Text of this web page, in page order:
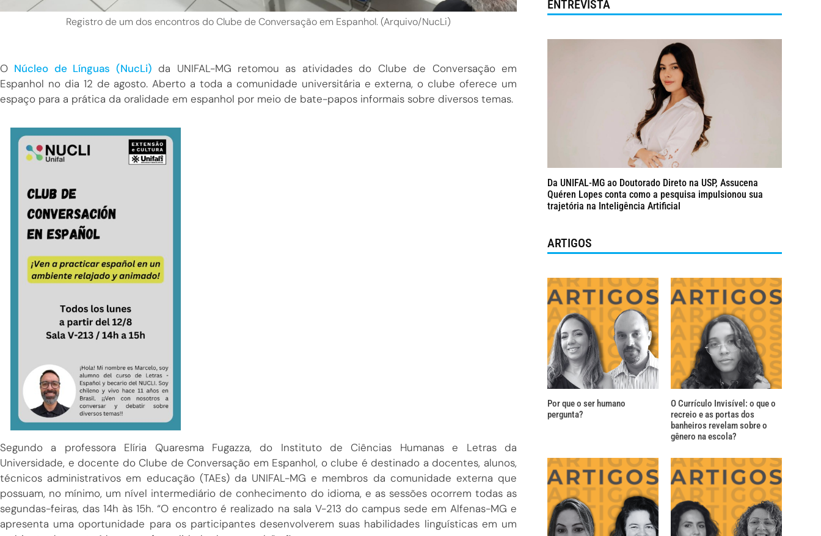
Registro de um dos encontros do Clube de Conversação em Espanhol. (Arquivo/NucLi)
O Núcleo de Línguas (NucLi) da UNIFAL-MG retomou as atividades do Clube de Conversação em
Espanhol no dia 12 de agosto. Aberto a toda a comunidade universitária e externa, o clube oferece um
espaço para a prática da oralidade em espanhol por meio de bate-papos informais sobre diversos temas.
Segundo a professora Elíria Quaresma Fugazza, do Instituto de Ciências Humanas e Letras da
Universidade, e docente do Clube de Conversação em Espanhol, o clube é destinado a docentes, alunos,
técnicos administrativos em educação (TAEs) da UNIFAL-MG e membros da comunidade externa que
possuam, no mínimo, um nível intermediário de conhecimento do idioma, e as sessões ocorrem todas as
segundas-feiras, das 14h às 15h. “O encontro é realizado na sala V-213 do campus sede em Alfenas-MG e
apresenta uma oportunidade para os participantes desenvolverem suas habilidades linguísticas em um
ENTREVISTA
Da UNIFAL-MG ao Doutorado Direto na USP, Assucena
Quéren Lopes conta como a pesquisa impulsionou sua
trajetória na Inteligência Artificial
ARTIGOS
Por que o ser humano
pergunta?
O Currículo Invisível: o que o
recreio e as portas dos
banheiros revelam sobre o
gênero na escola?